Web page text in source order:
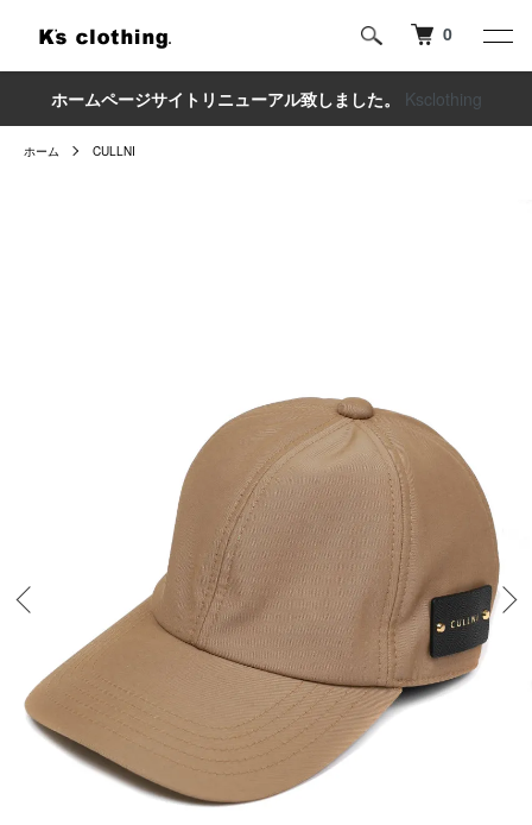
0
ホームページサイトリニューアル致しました。 Ksclothing
ホーム CULLNI